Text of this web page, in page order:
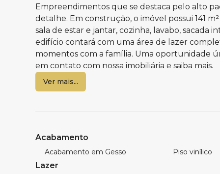
Empreendimentos que se destaca pelo alto
detalhe. Em construção, o imóvel possui 141
sala de estar e jantar, cozinha, lavabo, sacada
edifício contará com uma área de lazer
momentos com a família. Uma oportunidade
em contato com nossa imobiliária e saiba mais.
Living amplo
Lavabo
Cozinha
Ver mais...
Acabamento
Acabamento em Gesso Piso vinílico
Lazer